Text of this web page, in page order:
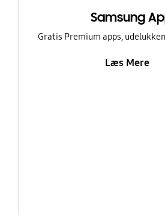
Samsung
Gratis Premium apps,
Læs Mere